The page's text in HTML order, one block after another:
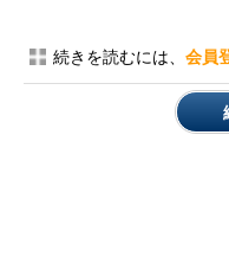
続きを読むには、 会員